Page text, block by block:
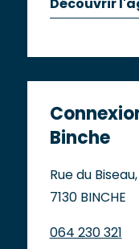
Découvrir
Binche
Rue du
7130 BINCHE
064 230 321